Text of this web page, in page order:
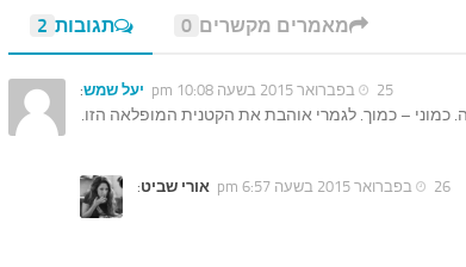
תגובות 2 מאמרים מקשרים 0
יעל שמש: 25 בפברואר 2015 בשעה 10:08 pm
כמוני – כמוך. לגמרי אוהבת את הקטנית המופלאה הזו.
אורי שביט: 26 בפברואר 2015 בשעה 6:57 pm